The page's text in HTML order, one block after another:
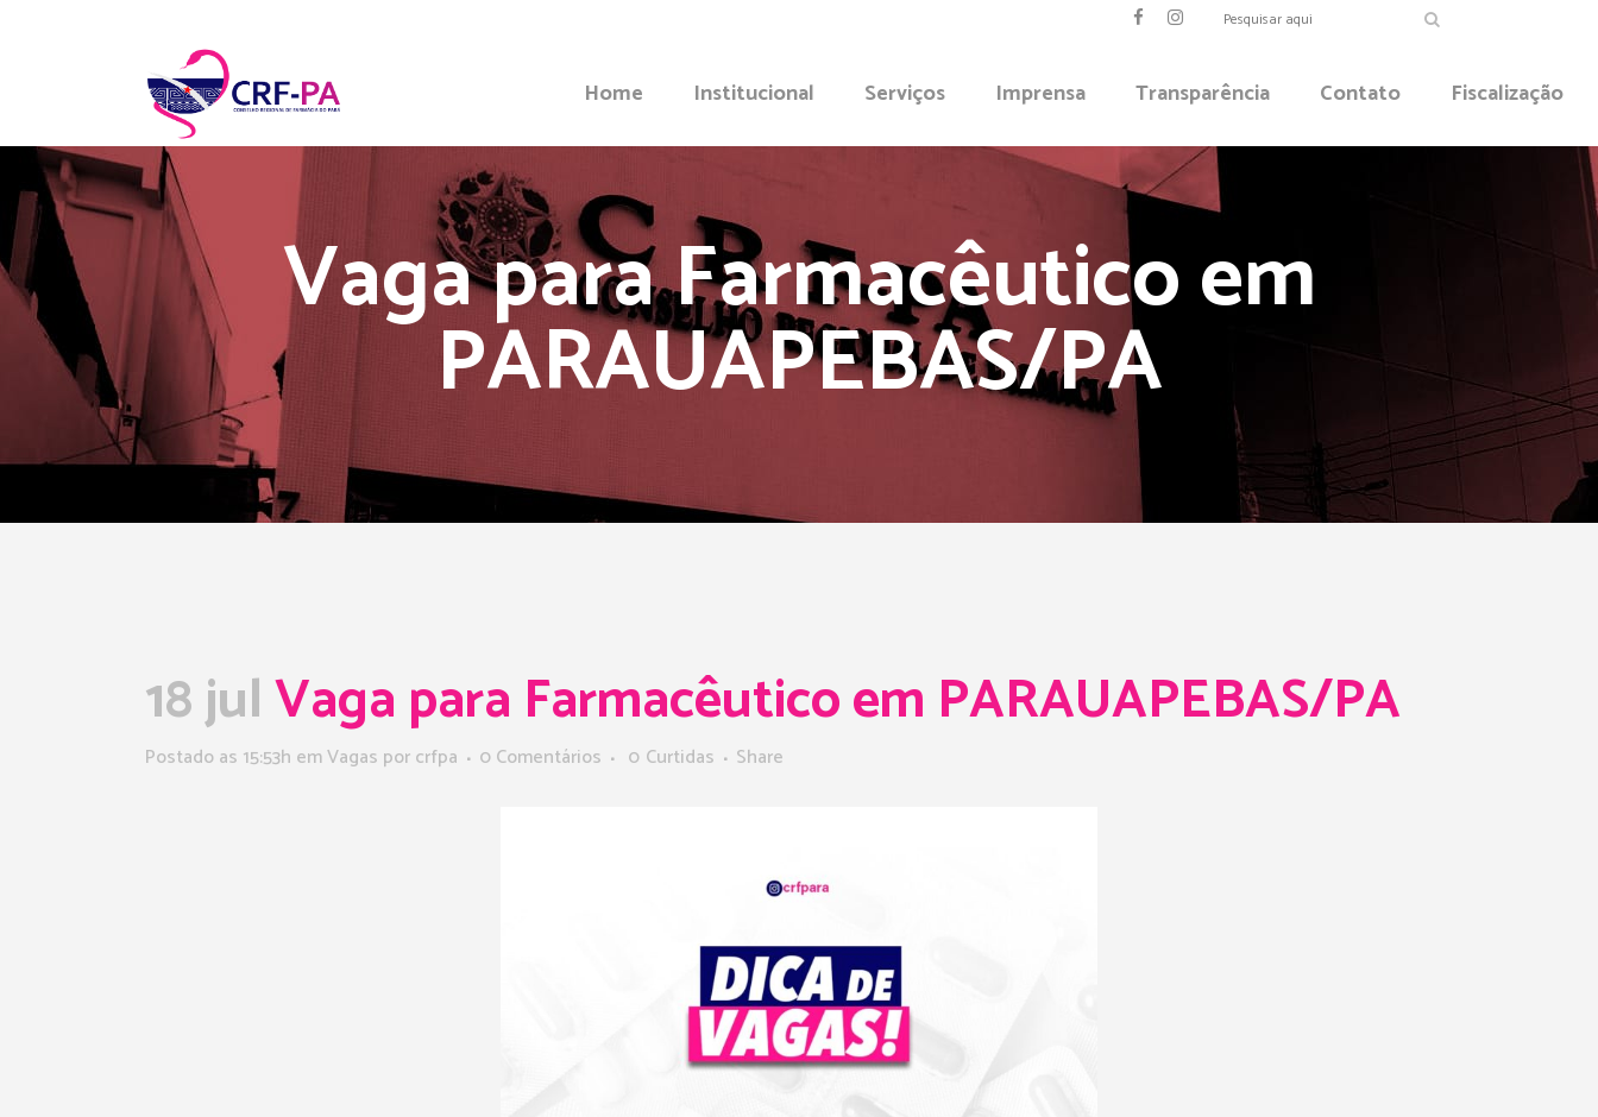
Home Institucional Serviços Imprensa Transparência Contato Fiscalização
Vaga para Farmacêutico em
PARAUAPEBAS/PA
18 julVaga para Farmacêutico em PARAUAPEBAS/PA
Postado as 15:53h emVagas porcrfpa 0 Comentários 0 Curtidas Share